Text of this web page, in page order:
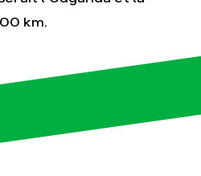
Forêts
km.